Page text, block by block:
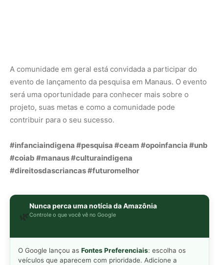
A comunidade em geral está convidada a participar do
evento de lançamento da pesquisa em Manaus. O evento
será uma oportunidade para conhecer mais sobre o
projeto, suas metas e como a comunidade pode
contribuir para o seu sucesso.
#infanciaindigena #pesquisa #ceam #opoinfancia #unb
#coiab #manaus #culturaindigena
#direitosdascriancas #futuromelhor
🌿
Nunca perca uma notícia da Amazônia
Controle o que você vê no Google
O Google lançou as Fontes Preferenciais: escolha os
veículos que aparecem com prioridade. Adicione a